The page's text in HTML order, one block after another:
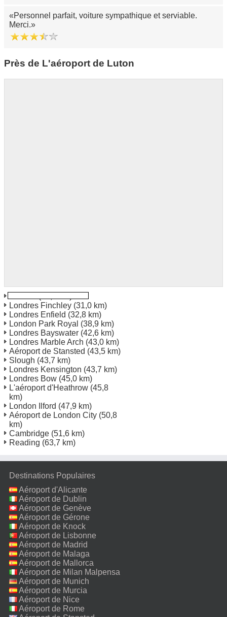
Personnel parfait, voiture sympathique et serviable.
Merci.
Près de L'aéroport de Luton
Londres Finchley (31,0 km)
Londres Enfield (32,8 km)
London Park Royal (38,9 km)
Londres Bayswater (42,6 km)
Londres Marble Arch (43,0 km)
Aéroport de Stansted (43,5 km)
Slough (43,7 km)
Londres Kensington (43,7 km)
Londres Bow (45,0 km)
L'aéroport d'Heathrow (45,8
km)
London Ilford (47,9 km)
Aéroport de London City (50,8
km)
Cambridge (51,6 km)
Reading (63,7 km)
Destinations Populaires
Aéroport d'Alicante
Aéroport de Dublin
Aéroport de Genève
Aéroport de Gérone
Aéroport de Knock
Aéroport de Lisbonne
Aéroport de Madrid
Aéroport de Malaga
Aéroport de Mallorca
Aéroport de Milan Malpensa
Aéroport de Munich
Aéroport de Murcia
Aéroport de Nice
Aéroport de Rome